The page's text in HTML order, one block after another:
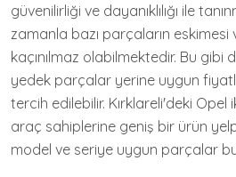
güvenilirliği ve dayanıklılığı ile
zamanla bazı parçaların eskimesi
kaçınılmaz olabilmektedir. Bu gibi
yedek parçalar yerine uygun
tercih edilebilir. Kırklareli'deki Opel
araç sahiplerine geniş bir ürün
model ve seriye uygun parçalar